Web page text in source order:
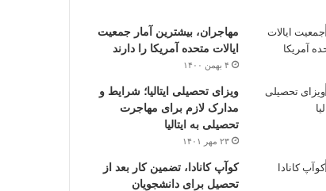
مهاجران، بیشترین آمار جمعیت
ایالات متحده آمریکا را دارند
۴ بهمن ۱۴۰۰
ویزای تحصیلی ایتالیا؛ شرایط و
مدارک لازم برای مهاجرت
تحصیلی به ایتالیا
۲۳ مهر ۱۴۰۱
کوآپ کانادا، تضمین کار بعد از
تحصیل برای دانشجویان